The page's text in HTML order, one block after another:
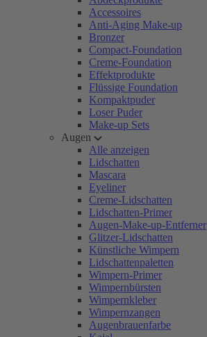
Accessoires
Anti-Aging Make-up
Bronzer
Compact-Foundation
Creme-Foundation
Effektprodukte
Flüssige Foundation
Kompaktpuder
Loser Puder
Make-up Sets
Augen
Alle anzeigen
Lidschatten
Mascara
Eyeliner
Creme-Lidschatten
Lidschatten-Primer
Augen-Make-up-Entferner
Glitzer-Lidschatten
Künstliche Wimpern
Lidschattenpaletten
Wimpern-Primer
Wimpernbürsten
Wimpernkleber
Wimpernzangen
Augenbrauenfarbe